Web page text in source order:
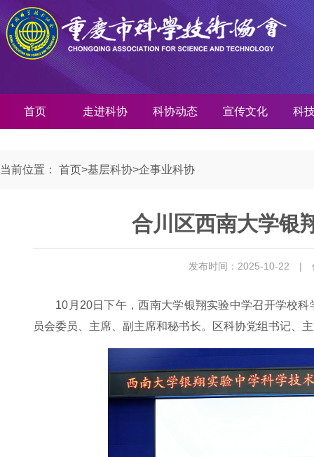
首页 走进科协 科协动态 宣传文化 科
当前位置： 首页>基层科协>企事业科协
合川区西南大学银
发布时间：2025-10-22 |
10月20日下午，西南大学银翔实验中学召开学校
员会委员、主席、副主席和秘书长。区科协党组书记、